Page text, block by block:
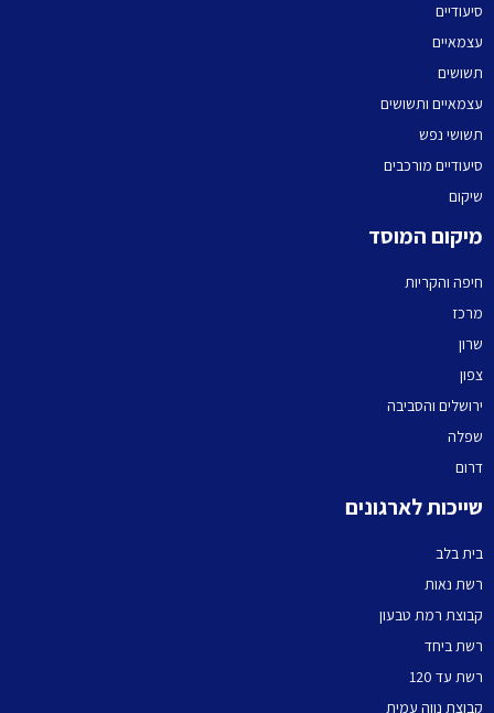
ותשושים
נפש
מורכבים
המוסד
והקריות
והסביבה
לארגונים
בלב
נאות
רמת טבעון
ביחד
עד 120
נווה עמית